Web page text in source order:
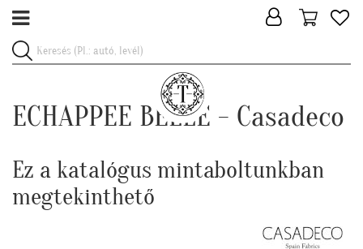
ECHAPPEE BELLE - Casadeco
Ez a katalógus mintaboltunkban
megtekinthető